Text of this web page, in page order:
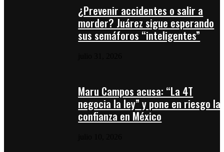
¿Prevenir accidentes o salir a
morder? Juárez sigue esperando
sus semáforos “inteligentes”
Maru Campos acusa: “La 4T
negocia la ley” y pone en riesgo la
confianza en México